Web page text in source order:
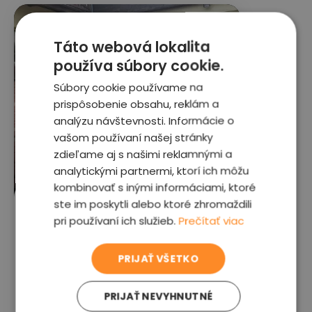
 
Aleš Z.
Volkswagen Arteon
Technik zavolal deň vopred a potvrdili
sme si čas aj miesto. Na miesto
dorazil s predstihom. V podstate sa
ihneď dal do práce. Najskôr s
baterkou, nasledovala kontrola laku,
interiéru, kontrola sériových čísel a VIN
na vozidle. Cm po cm všetko
Táto webová lokalita
používa súbory cookie.
Súbory cookie používame na
prispôsobenie obsahu, reklám a
analýzu návštevnosti. Informácie o
vašom používaní našej stránky
zdieľame aj s našimi reklamnými a
analytickými partnermi, ktorí ich môžu
kombinovať s inými informáciami, ktoré
ste im poskytli alebo ktoré zhromaždili
pri používaní ich služieb.Prečítať viac
PRIJAŤ VŠETKO
PRIJAŤ NEVYHNUTNÉ